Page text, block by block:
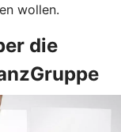
wollen.
die